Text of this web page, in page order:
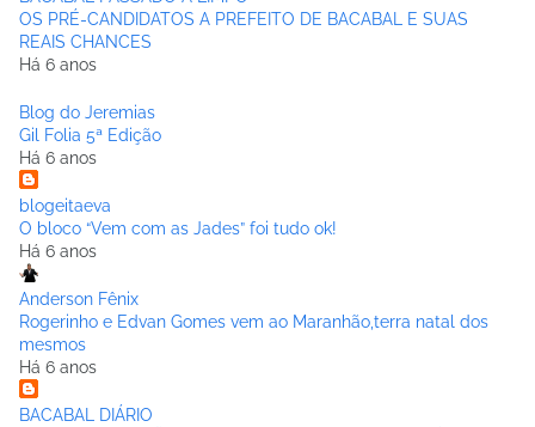
OS PRÉ-CANDIDATOS A PREFEITO DE BACABAL E SUAS
REAIS CHANCES
Há 6 anos
Blog do Jeremias
Gil Folia 5ª Edição
Há 6 anos
blogeitaeva
O bloco “Vem com as Jades” foi tudo ok!
Há 6 anos
Anderson Fênix
Rogerinho e Edvan Gomes vem ao Maranhão,terra natal dos
mesmos
Há 6 anos
BACABAL DIÁRIO